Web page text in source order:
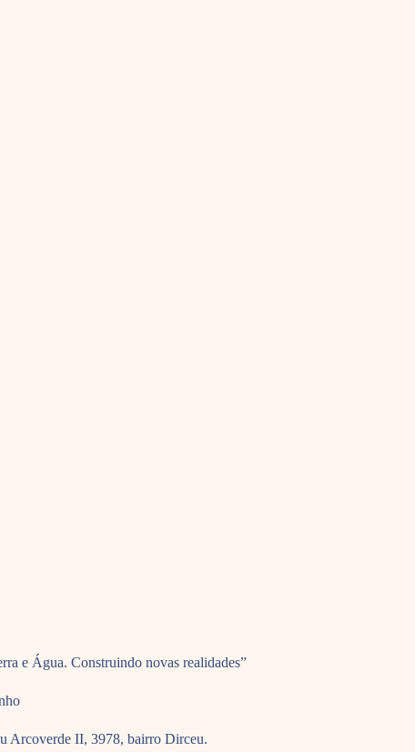
e Água. Construindo novas realidades”
Arcoverde II, 3978, bairro Dirceu.